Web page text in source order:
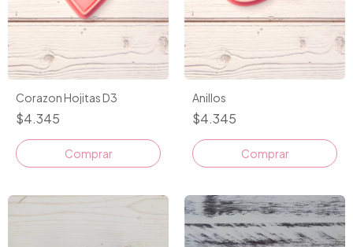
Corazon Hojitas D3
$4.345
Comprar
Anillos
$4.345
Comprar